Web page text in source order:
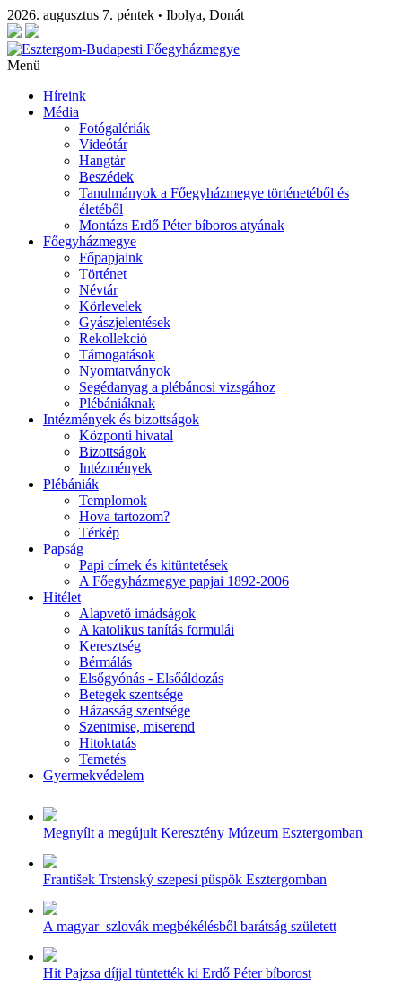
2026. augusztus 7. péntek • Ibolya, Donát
Menü
Híreink
Média
Fotógalériák
Videótár
Hangtár
Beszédek
Tanulmányok a Főegyházmegye történetéből és
életéből
Montázs Erdő Péter bíboros atyának
Főegyházmegye
Főpapjaink
Történet
Névtár
Körlevelek
Gyászjelentések
Rekollekció
Támogatások
Nyomtatványok
Segédanyag a plébánosi vizsgához
Plébániáknak
Intézmények és bizottságok
Központi hivatal
Bizottságok
Intézmények
Plébániák
Templomok
Hova tartozom?
Térkép
Papság
Papi címek és kitüntetések
A Főegyházmegye papjai 1892-2006
Hitélet
Alapvető imádságok
A katolikus tanítás formulái
Keresztség
Bérmálás
Elsőgyónás - Elsőáldozás
Betegek szentsége
Házasság szentsége
Szentmise, miserend
Hitoktatás
Temetés
Gyermekvédelem
Megnyílt a megújult Keresztény Múzeum Esztergomban
František Trstenský szepesi püspök Esztergomban
A magyar–szlovák megbékélésből barátság született
Hit Pajzsa díjjal tüntették ki Erdő Péter bíborost